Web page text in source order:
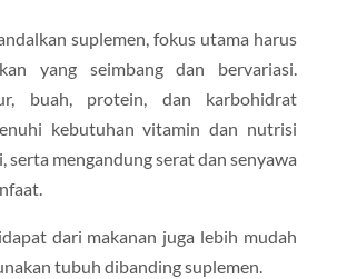
suplemen, fokus utama harus
yang seimbang dan bervariasi.
buah, protein, dan karbohidrat
kebutuhan vitamin dan nutrisi
serta mengandung serat dan senyawa
dari makanan juga lebih mudah
tubuh dibanding suplemen.